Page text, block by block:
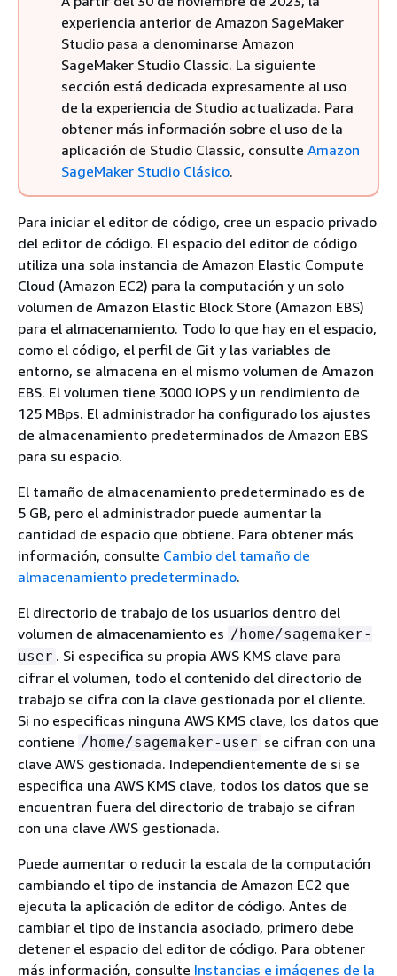
experiencia anterior de Amazon SageMaker
Studio pasa a denominarse Amazon
SageMaker Studio Classic. La siguiente
sección está dedicada expresamente al uso
de la experiencia de Studio actualizada. Para
obtener más información sobre el uso de la
aplicación de Studio Classic, consulte Amazon
SageMaker Studio Clásico.
Para iniciar el editor de código, cree un espacio privado
del editor de código. El espacio del editor de código
utiliza una sola instancia de Amazon Elastic Compute
Cloud (Amazon EC2) para la computación y un solo
volumen de Amazon Elastic Block Store (Amazon EBS)
para el almacenamiento. Todo lo que hay en el espacio,
como el código, el perfil de Git y las variables de
entorno, se almacena en el mismo volumen de Amazon
EBS. El volumen tiene 3000 IOPS y un rendimiento de
125 MBps. El administrador ha configurado los ajustes
de almacenamiento predeterminados de Amazon EBS
para su espacio.
El tamaño de almacenamiento predeterminado es de
5 GB, pero el administrador puede aumentar la
cantidad de espacio que obtiene. Para obtener más
información, consulte Cambio del tamaño de
almacenamiento predeterminado.
El directorio de trabajo de los usuarios dentro del
volumen de almacenamiento es /home/sagemaker-
user . Si especifica su propia AWS KMS clave para
cifrar el volumen, todo el contenido del directorio de
trabajo se cifra con la clave gestionada por el cliente.
Si no especificas ninguna AWS KMS clave, los datos que
contiene /home/sagemaker-user se cifran con una
clave AWS gestionada. Independientemente de si se
especifica una AWS KMS clave, todos los datos que se
encuentran fuera del directorio de trabajo se cifran
con una clave AWS gestionada.
Puede aumentar o reducir la escala de la computación
cambiando el tipo de instancia de Amazon EC2 que
ejecuta la aplicación de editor de código. Antes de
cambiar el tipo de instancia asociado, primero debe
detener el espacio del editor de código. Para obtener
más información, consulte Instancias e imágenes de la